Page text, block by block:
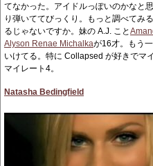
てなかった。アイドルっぽいのかなと
り弾いててびっくり。もっと調べてみ
るじゃないですか。妹の A.J. こと
Alyson Renae Michalkaが16才。もう
いけてる。特に Collapsed が好きでマ
マイレート4。
Natasha Bedingfield